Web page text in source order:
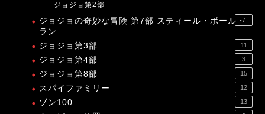
ジョジョ第2部
ジョジョの奇妙な冒険 第7部 スティール・ボール・
ラン
7
ジョジョ第3部 11
ジョジョ第4部 3
ジョジョ第8部 15
スパイファミリー 12
ゾン100 13